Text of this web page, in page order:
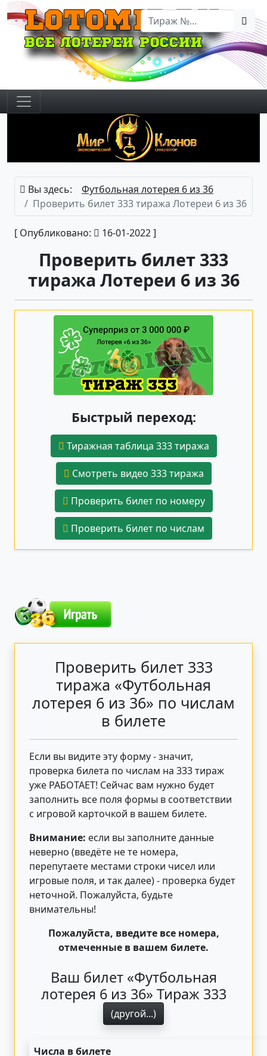
Вы здесь:
Футбольная лотерея 6 из 36
Проверить билет 333 тиража Лотереи 6 из 36
[ Опубликовано: 16-01-2022 ]
Проверить билет 333
тиража Лотереи 6 из 36
Быстрый переход:
Тиражная таблица 333 тиража
Смотреть видео 333 тиража
Проверить билет по номеру
Проверить билет по числам
Проверить билет 333
тиража «Футбольная
лотерея 6 из 36» по числам
в билете
Если вы видите эту форму - значит,
проверка билета по числам на 333 тираж
уже РАБОТАЕТ! Сейчас вам нужно будет
заполнить все поля формы в соответствии
с игровой карточкой в вашем билете.
Внимание: если вы заполните данные
неверно (введёте не те номера,
перепутаете местами строки чисел или
игровые поля, и так далее) - проверка будет
неточной. Пожалуйста, будьте
внимательны!
Пожалуйста, введите все номера,
отмеченные в вашем билете.
Ваш билет «Футбольная
лотерея 6 из 36» Тираж 333
(другой...)
Числа в билете